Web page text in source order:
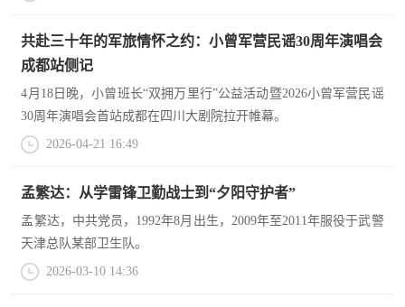
全
国
防
子
弟
弟
防
动
共赴三十年的军旅情怀之约：小曾军营民谣30周年演唱会
成都站侧记
4月18日晚，小曾班长“双拥万里行”公益活动暨2026小曾军营民谣
30周年演唱会首站成都在四川大剧院拉开帷幕。
2026-04-21 16:49
孟繁达：从学雷锋卫勤战士到“夕阳守护者”
孟繁达，中共党员，1992年8月出生，2009年至2011年服役于武警
天津总队某部卫生队。
2026-03-10 14:36